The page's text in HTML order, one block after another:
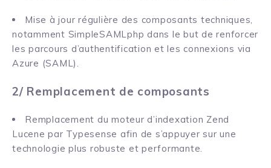
Mise à jour régulière des composants techniques,
notamment SimpleSAMLphp dans le but de renforcer
les parcours d’authentification et les connexions via
Azure (SAML).
2/ Remplacement de composants
Remplacement du moteur d’indexation Zend
Lucene par Typesense afin de s’appuyer sur une
technologie plus robuste et performante.